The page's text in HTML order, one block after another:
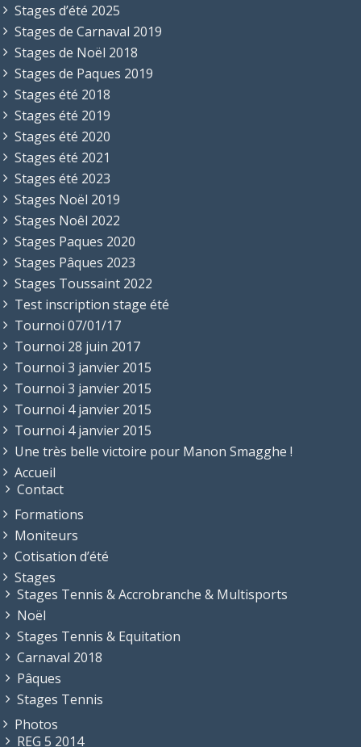
Stages d’été 2025
Stages de Carnaval 2019
Stages de Noël 2018
Stages de Paques 2019
Stages été 2018
Stages été 2019
Stages été 2020
Stages été 2021
Stages été 2023
Stages Noël 2019
Stages Noêl 2022
Stages Paques 2020
Stages Pâques 2023
Stages Toussaint 2022
Test inscription stage été
Tournoi 07/01/17
Tournoi 28 juin 2017
Tournoi 3 janvier 2015
Tournoi 3 janvier 2015
Tournoi 4 janvier 2015
Tournoi 4 janvier 2015
Une très belle victoire pour Manon Smagghe !
Accueil
Contact
Formations
Moniteurs
Cotisation d’été
Stages
Stages Tennis & Accrobranche & Multisports
Noël
Stages Tennis & Equitation
Carnaval 2018
Pâques
Stages Tennis
Photos
REG 5 2014